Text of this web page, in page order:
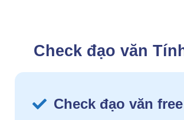
Check đạo văn
Check đạo văn free